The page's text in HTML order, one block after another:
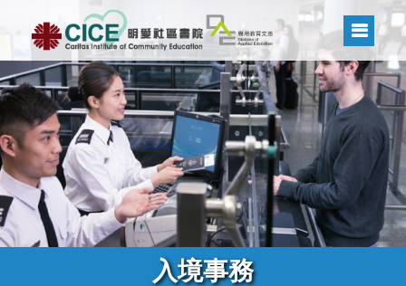
入境事務